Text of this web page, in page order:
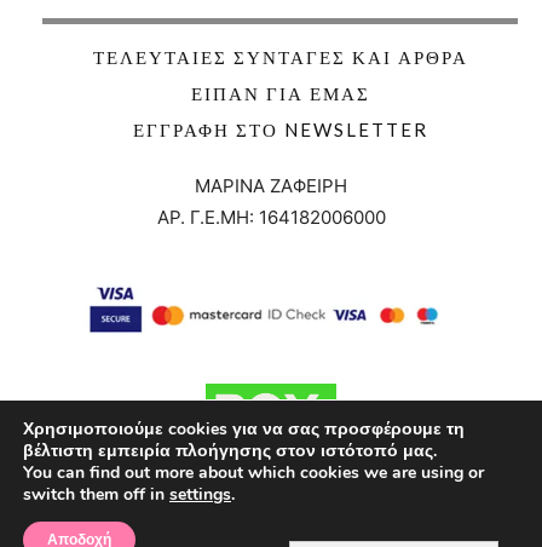
ΤΕΛΕΥΤΑΊΕΣ ΣΥΝΤΑΓΈΣ ΚΑΙ ΆΡΘΡΑ
ΕΊΠΑΝ ΓΙΑ ΕΜΆΣ
ΕΓΓΡΑΦΉ ΣΤΟ NEWSLETTER
ΜΑΡΙΝΑ ΖΑΦΕΙΡΗ
ΑΡ. Γ.Ε.ΜΗ: 164182006000
Χρησιμοποιούμε cookies για να σας προσφέρουμε τη
βέλτιστη εμπειρία πλοήγησης στον ιστότοπό μας.
You can find out more about which cookies we are using or
switch them off in settings.
Αποδοχή